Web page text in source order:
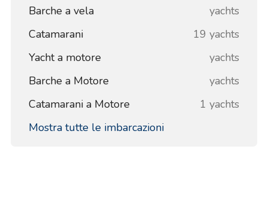
Barche a vela
yachts
Catamarani
19 yachts
Yacht a motore
yachts
Barche a Motore
yachts
Catamarani a Motore
1 yachts
Mostra tutte le imbarcazioni